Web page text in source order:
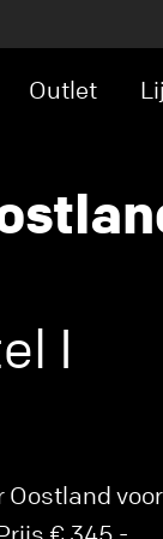
Outlet
I
voor